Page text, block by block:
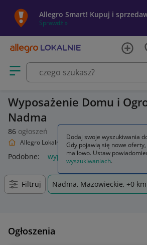
Allegro Smart! Kupuj i
Sprawdź »
Otwórz menu z kategoriami
Wyposażenie Domu i
Nadma
86 ogłoszeń
Allegro Lokalnie Dom i Ogród
Podobne: wyposażenie piórnik z
Filtruj Nadma, Mazowieckie, +0 km
Ogłoszenia
Dodaj swoje wyszukiwania
Gdy pojawią się nowe
mailowo. Ustaw
wyszukiwaniach.